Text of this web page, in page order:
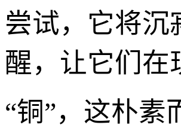
尝试，它将沉
醒，让它们在
“铜”，这朴